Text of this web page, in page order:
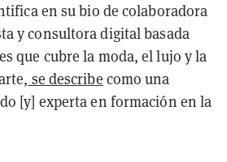
en su bio de colaboradora
y consultora digital basada
que cubre la moda, el lujo y la
se describe como una
[y] experta en formación en la